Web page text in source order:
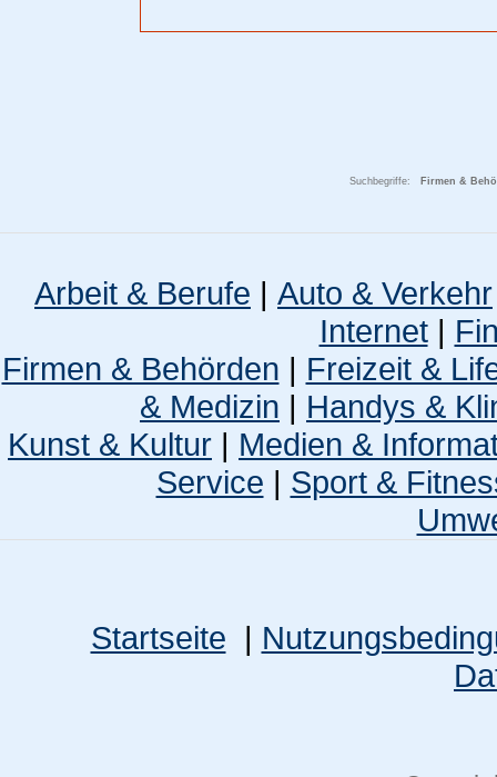
Suchbegriffe: Firmen &
Arbeit & Berufe | Auto & Verkehr
Internet|
Firmen & Behörden | Freizeit &
& Medizin | Handys &
Kunst & Kultur | Medien &
Service | Sport &
Startseite |